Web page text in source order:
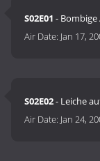
S02E01 - Bombige
Air Date: Jan 17,
S02E02- Leiche
Air Date: Jan 24,